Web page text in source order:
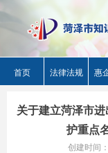
首页 法律法规 惠
关于建立菏泽市
护重点
创建时间：